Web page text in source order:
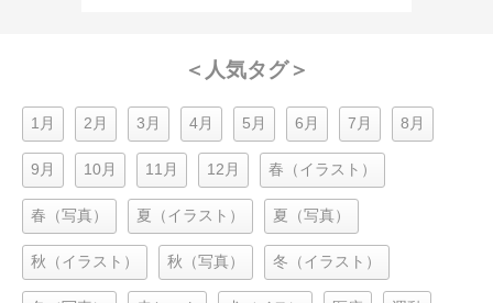
＜人気タグ＞
1月 2月 3月 4月 5月 6月 7月 8月
9月 10月 11月 12月 春（イラスト）
春（写真） 夏（イラスト） 夏（写真）
秋（イラスト） 秋（写真） 冬（イラスト）